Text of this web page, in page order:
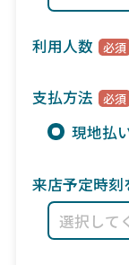
利用人数
支払方法
現地払
来店予定時刻